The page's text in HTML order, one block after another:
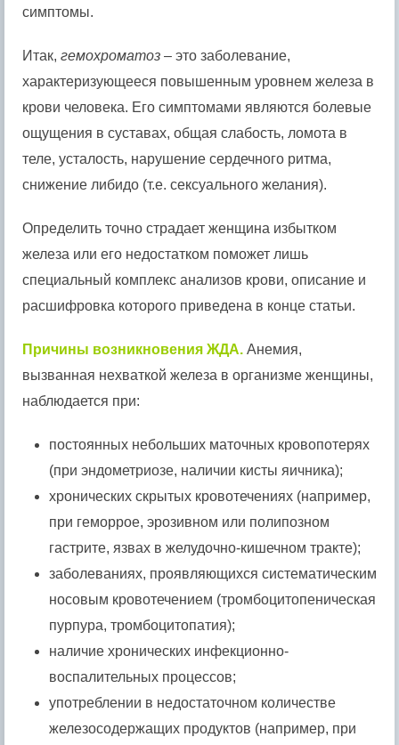
симптомы.
Итак, гемохроматоз – это заболевание,
характеризующееся повышенным уровнем железа в
крови человека. Его симптомами являются болевые
ощущения в суставах, общая слабость, ломота в
теле, усталость, нарушение сердечного ритма,
снижение либидо (т.е. сексуального желания).
Определить точно страдает женщина избытком
железа или его недостатком поможет лишь
специальный комплекс анализов крови, описание и
расшифровка которого приведена в конце статьи.
Причины возникновения ЖДА. Анемия,
вызванная нехваткой железа в организме женщины,
наблюдается при:
постоянных небольших маточных кровопотерях
(при эндометриозе, наличии кисты яичника);
хронических скрытых кровотечениях (например,
при геморрое, эрозивном или полипозном
гастрите, язвах в желудочно-кишечном тракте);
заболеваниях, проявляющихся систематическим
носовым кровотечением (тромбоцитопеническая
пурпура, тромбоцитопатия);
наличие хронических инфекционно-
воспалительных процессов;
употреблении в недостаточном количестве
железосодержащих продуктов (например, при